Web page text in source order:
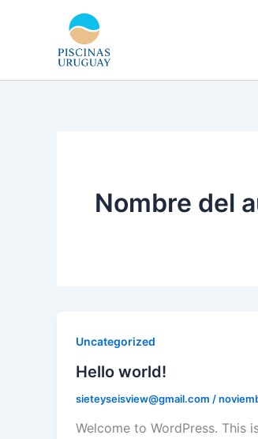
contenido
Nombre del
Uncategorized
Hello world!
sieteyseisview@gmail.com /
Welcome to WordPress. This